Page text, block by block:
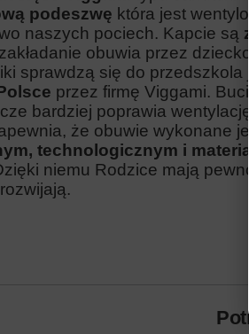
podeszwę która jest
naszych pociech. Kapcie są
obuwia przez
sprawdzą się do przedszkola
przez firmę Viggami.
bardziej poprawia
że obuwie wykonane
technologicznym i
niemu Rodzice mają